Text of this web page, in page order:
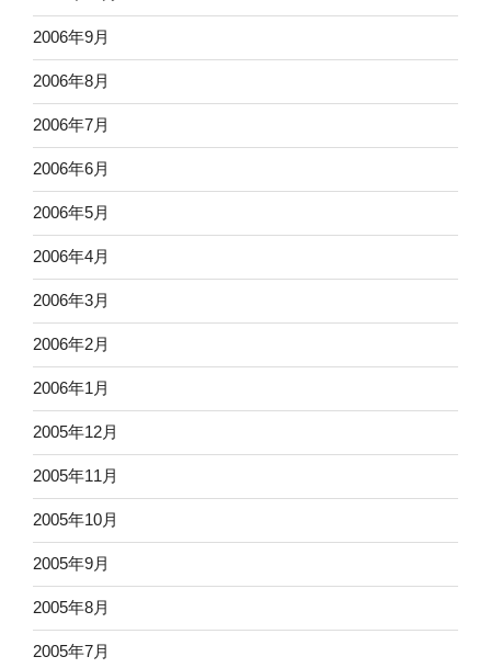
2006年9月
2006年8月
2006年7月
2006年6月
2006年5月
2006年4月
2006年3月
2006年2月
2006年1月
2005年12月
2005年11月
2005年10月
2005年9月
2005年8月
2005年7月